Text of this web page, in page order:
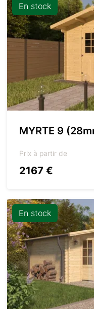
En stock
MYRTE 9
Prix à partir de
2167 €
En stock